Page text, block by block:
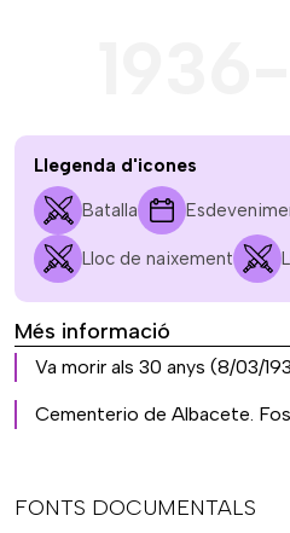
Llegenda d'icones
Batalla
Lloc de naixement
Més informació
Va morir als 30 anys (8/03/
Cementerio de Albacete.
FONTS DOCUMENTALS